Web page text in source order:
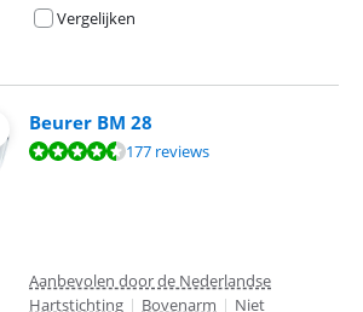
Vergelijken
Beurer BM 28
10, gebaseerd op 177 reviews.
177 reviews
Aanbevolen door de Nederlandse
Hartstichting | Bovenarm | Niet